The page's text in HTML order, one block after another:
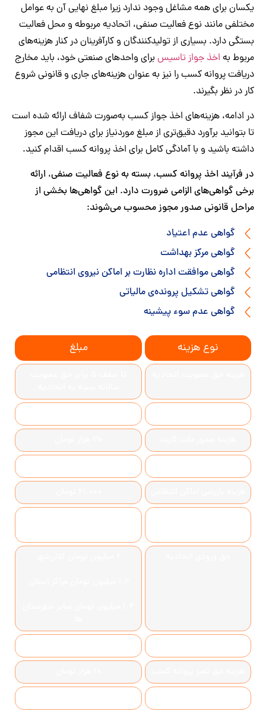
برای همه مشاغل وجود ندارد زیرا مبلغ نهایی آن به عوامل
مانند نوع فعالیت صنفی، اتحادیه مربوطه و محل فعالیت
دارد. بسیاری از تولیدکنندگان و کارآفرینان در کنار هزینه‌های
بهاخذ جواز تاسیسبرای واحدهای صنعتی خود، باید مخارج
پروانه کسب را نیز به عنوان هزینه‌های جاری و قانونی شروع
در نظر بگیرند.
هزینه‌های اخذ جواز کسب به‌صورت شفاف ارائه شده است
برآورد دقیق‌تری از مبلغ موردنیاز برای دریافت این مجوز
باشید و با آمادگی کامل برای اخذ پروانه کسب اقدام کنید.
اخذ پروانه کسب، بسته به نوع فعالیت صنفی، ارائه
گواهی‌های الزامی ضرورت دارد. این گواهی‌ها بخشی از
قانونی صدور مجوز محسوب می‌شوند:
گواهی عدم اعتیاد
گواهی مرکز بهداشت
گواهی موافقت اداره نظارت بر اماکن نیروی انتظامی
گواهی تشکیل پرونده‌ی مالیاتی
گواهی عدم سوء پیشینه
نوع هزینه
هزینه حق عضویت اتحادیه
تشکیل پرونده مالیاتی
هزینه صدور ملت کارت
بازرسی اماکن انتظامی
هزینه ثبت نام در دوره
حق ورودی اتحادیه
2 میلیون تومان کلان‌شهر
هزینه حق عضویت سالانه
هزینه حق تمبر پروانه کسب